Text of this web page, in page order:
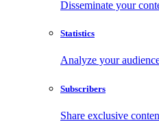
Disseminate your
Statistics
Analyze your
Subscribers
Share exclusive